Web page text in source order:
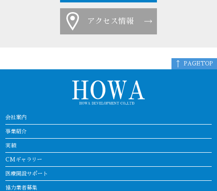
アクセス情報
会社案内
事業紹介
実績
CMギャラリー
医療開設サポート
協力業者募集
PAGETOP